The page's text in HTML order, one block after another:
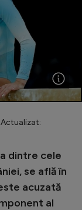
dintre cele
se află în
acuzată
al